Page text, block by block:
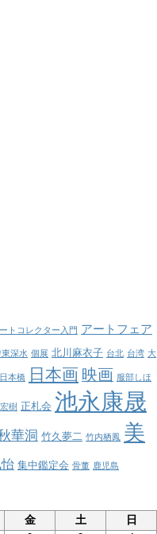
トコレクター入門 アートフェア
東深水 個展 北川麻衣子 台北 台湾 大
日本橋 日本画 映画 服部しほ
樹 正札会 池永康晟
華洞 竹久夢二 竹内栖鳳 美
集中鑑定会 骨董 鹿児島
金 土 日